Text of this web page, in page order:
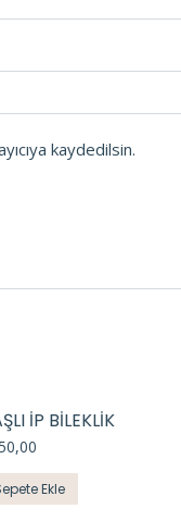
kaydedilsin.
İP BİLEKLİK
Ekle